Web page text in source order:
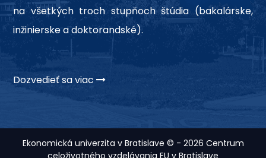
na všetkých troch stupňoch štúdia (bakalárske,
inžinierske a doktorandské).
Dozvedieť sa viac
Ekonomická univerzita v Bratislave © - 2026 Centrum
celoživotného vzdelávania EU v Bratislave